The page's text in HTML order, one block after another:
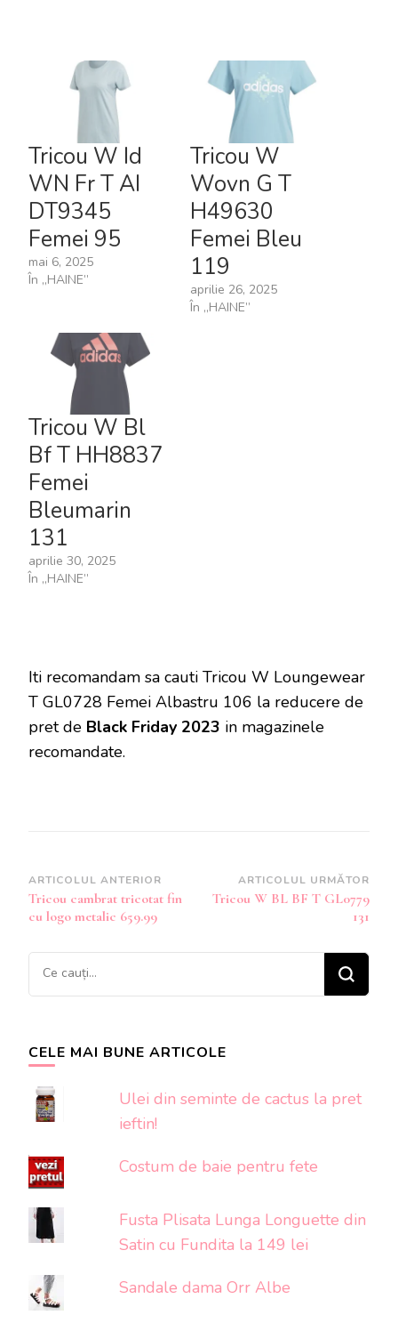
Tricou W Id
WN Fr T AI
DT9345
Femei 95
mai 6, 2025
În „HAINE”
Tricou W
Wovn G T
H49630
Femei Bleu
119
aprilie 26, 2025
În „HAINE”
Tricou W Bl
Bf T HH8837
Femei
Bleumarin
131
aprilie 30, 2025
În „HAINE”
Iti recomandam sa cauti Tricou W Loungewear
T GL0728 Femei Albastru 106 la reducere de
pret de Black Friday 2023 in magazinele
recomandate.
Navigare
în
articole
ARTICOLUL ANTERIOR
Tricou cambrat tricotat fin
cu logo metalic 659.99
ARTICOLUL URMĂTOR
Tricou W BL BF T GL0779
131
Cauți
ceva?
CELE MAI BUNE ARTICOLE
Ulei din seminte de cactus la pret
ieftin!
Costum de baie pentru fete
Fusta Plisata Lunga Longuette din
Satin cu Fundita la 149 lei
Sandale dama Orr Albe